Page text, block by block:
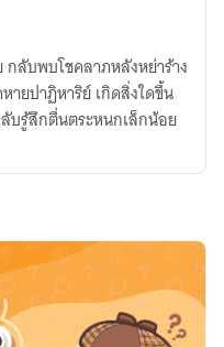
กลับพบโชคลาภหลังหย่าร้าง
ายปาฏิหาริย์ เกิดสิ่งใดขึ้น
บรู้สึกตื่นตระหนกเล็กน้อย